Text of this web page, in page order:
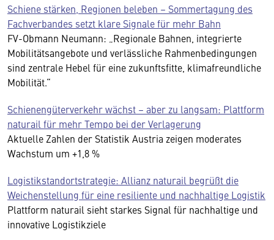
Schiene stärken, Regionen beleben – Sommertagung des
Fachverbandes setzt klare Signale für mehr Bahn
FV-Obmann Neumann: „Regionale Bahnen, integrierte
Mobilitätsangebote und verlässliche Rahmenbedingungen
sind zentrale Hebel für eine zukunftsfitte, klimafreundliche
Mobilität.“
Schienengüterverkehr wächst – aber zu langsam: Plattform
naturail für mehr Tempo bei der Verlagerung
Aktuelle Zahlen der Statistik Austria zeigen moderates
Wachstum um +1,8 %
Logistikstandortstrategie: Allianz naturail begrüßt die
Weichenstellung für eine resiliente und nachhaltige Logistik
Plattform naturail sieht starkes Signal für nachhaltige und
innovative Logistikziele